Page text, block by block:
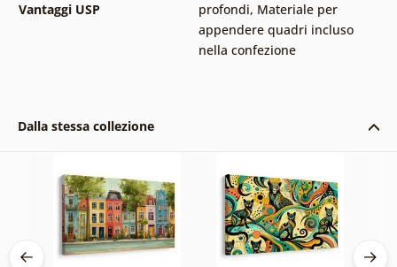
Vantaggi USP
profondi, Materiale per
appendere quadri incluso
nella confezione
Dalla stessa collezione